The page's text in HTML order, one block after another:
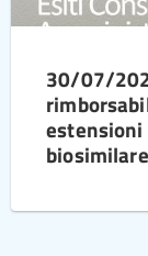
30/07/
estensioni
biosimilare